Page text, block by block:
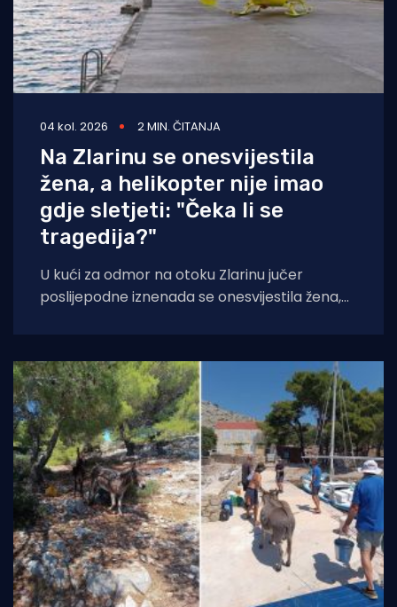
04 kol. 2026 2 MIN. ČITANJA
Na Zlarinu se onesvijestila
žena, a helikopter nije imao
gdje sletjeti: "Čeka li se
tragedija?"
U kući za odmor na otoku Zlarinu jučer
poslijepodne iznenada se onesvijestila žena,